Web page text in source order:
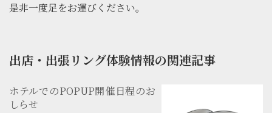
是非一度足をお運びください。
出店・出張リング体験情報の関連記事
ホテルでのPOPUP開催日程のお
しらせ